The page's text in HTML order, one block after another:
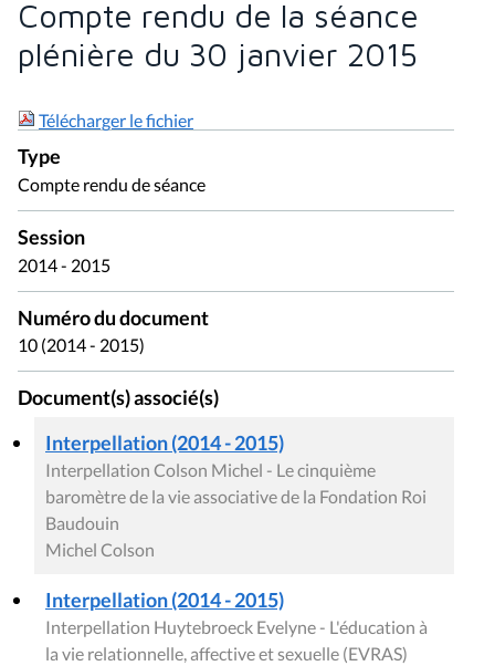
Compte rendu de la séance
plénière du 30 janvier 2015
Télécharger le fichier
Type
Compte rendu de séance
Session
2014 - 2015
Numéro du document
10 (2014 - 2015)
Document(s) associé(s)
Interpellation (2014 - 2015)
Interpellation Colson Michel - Le cinquième
baromètre de la vie associative de la Fondation Roi
Baudouin
Michel Colson
Interpellation (2014 - 2015)
Interpellation Huytebroeck Evelyne - L'éducation à
la vie relationnelle, affective et sexuelle (EVRAS)